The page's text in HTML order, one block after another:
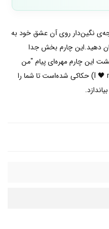
نگین‌دار روی آن عشق خود به
دهید.این چارم بخش جدا
این چارم مهره‌ای پیام "من
حیوان خانگی‌ام را دوست دارم"(I 🖤 my pet) حکاکی شده‌است تا شما را